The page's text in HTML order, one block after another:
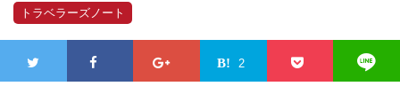
トラベラーズノート
2